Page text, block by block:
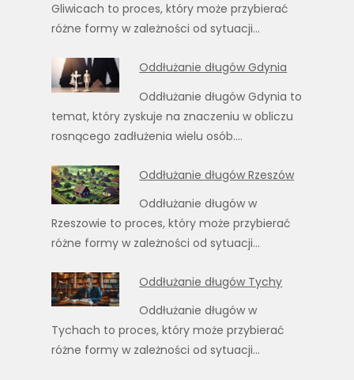
Gliwicach to proces, który może przybierać
różne formy w zależności od sytuacji…
Oddłużanie długów Gdynia
Oddłużanie długów Gdynia to
temat, który zyskuje na znaczeniu w obliczu
rosnącego zadłużenia wielu osób.…
Oddłużanie długów Rzeszów
Oddłużanie długów w
Rzeszowie to proces, który może przybierać
różne formy w zależności od sytuacji…
Oddłużanie długów Tychy
Oddłużanie długów w
Tychach to proces, który może przybierać
różne formy w zależności od sytuacji…